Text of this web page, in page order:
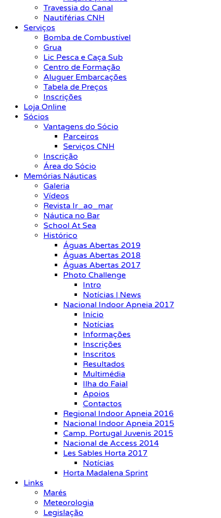
Travessia do Canal
Nautiférias CNH
Serviços
Bomba de Combustível
Grua
Lic Pesca e Caça Sub
Centro de Formação
Aluguer Embarcações
Tabela de Preços
Inscrições
Loja Online
Sócios
Vantagens do Sócio
Parceiros
Serviços CNH
Inscrição
Área do Sócio
Memórias Náuticas
Galeria
Vídeos
Revista Ir_ao_mar
Náutica no Bar
School At Sea
Histórico
Águas Abertas 2019
Águas Abertas 2018
Águas Abertas 2017
Photo Challenge
Intro
Notícias | News
Nacional Indoor Apneia 2017
Início
Notícias
Informações
Inscrições
Inscritos
Resultados
Multimédia
Ilha do Faial
Apoios
Contactos
Regional Indoor Apneia 2016
Nacional Indoor Apneia 2015
Camp. Portugal Juvenis 2015
Nacional de Access 2014
Les Sables Horta 2017
Notícias
Horta Madalena Sprint
Links
Marés
Meteorologia
Legislação